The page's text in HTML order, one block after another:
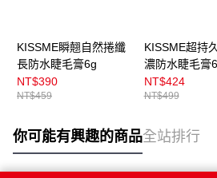
KISSME瞬翹自然捲纖
長防水睫毛膏6g
NT$390
NT$459
KISSME超持
濃防水睫毛膏
NT$424
NT$499
你可能有興趣的商品全站排行